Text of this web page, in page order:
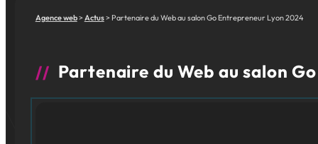
Agence web Actus Partenaire du Web au salon Go Entrepreneur Lyon 2024
Partenaire du Web au salon